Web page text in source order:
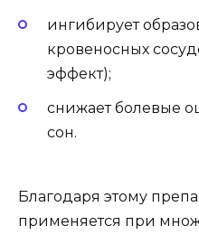
ингибирует
кровеносных
эффект);
снижает болевые
сон.
Благодаря этому
применяется при